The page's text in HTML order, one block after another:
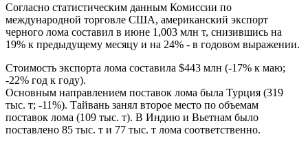
Согласно статистическим данным Комиссии по
международной торговле США, американский экспорт
черного лома составил в июне 1,003 млн т, снизившись на
19% к предыдущему месяцу и на 24% - в годовом выражении.
Стоимость экспорта лома составила $443 млн (-17% к маю;
-22% год к году).
Основным направлением поставок лома была Турция (319
тыс. т; -11%). Тайвань занял второе место по объемам
поставок лома (109 тыс. т). В Индию и Вьетнам было
поставлено 85 тыс. т и 77 тыс. т лома соответственно.